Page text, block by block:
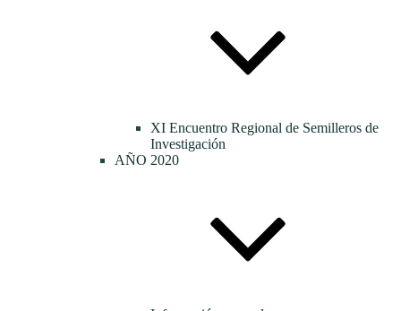
XI Encuentro Regional de Semilleros de
Investigación
AÑO 2020